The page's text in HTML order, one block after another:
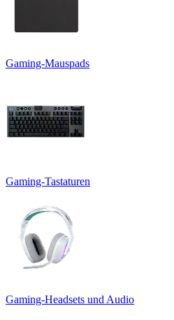
Gaming-Mauspads
Gaming-Tastaturen
Gaming-Headsets und Audio